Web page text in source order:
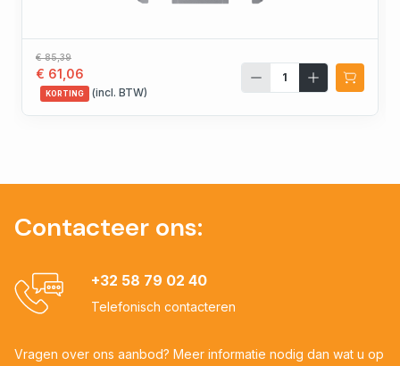
€ 85,39
€ 61,06
KORTING (incl. BTW)
Contacteer ons:
+32 58 79 02 40
Telefonisch contacteren
Vragen over ons aanbod? Meer informatie nodig dan wat u op